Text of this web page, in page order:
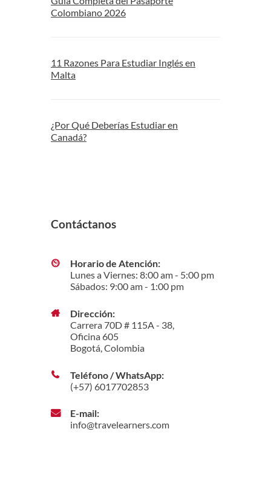
Colombiano 2026
11 Razones Para Estudiar Inglés en
Malta
¿Por Qué Deberías Estudiar en
Canadá?
Contáctanos
Horario de Atención:
Lunes a Viernes: 8:00 am - 5:00 pm
Sábados: 9:00 am - 1:00 pm
Dirección:
Carrera 70D # 115A - 38,
Oficina 605
Bogotá, Colombia
Teléfono / WhatsApp:
(+57) 6017702853
E-mail:
info@travelearners.com